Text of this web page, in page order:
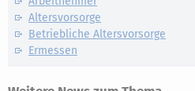
Altersvorsorge
Betriebliche Altersvorsorge
Ermessen